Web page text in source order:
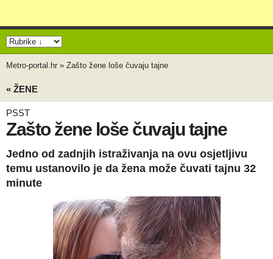
Metro-portal.hr » Zašto žene loše čuvaju tajne
« ŽENE
PSST
Zašto žene loše čuvaju tajne
Jedno od zadnjih istraživanja na ovu osjetljivu
temu ustanovilo je da žena može čuvati tajnu 32
minute